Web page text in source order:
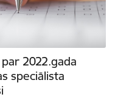
2022.gada
speciālista